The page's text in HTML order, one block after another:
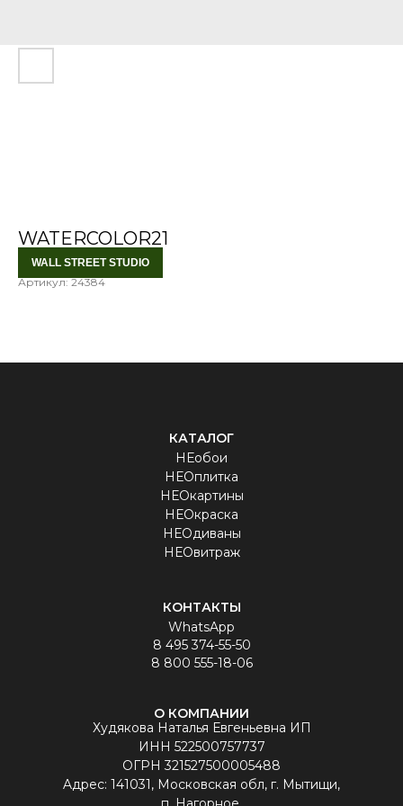
WATERCOLOR21
WALL STREET STUDIO
Артикул:24384
КАТАЛОГ
НЕобои
НЕОплитка
НЕОкартины
НЕОкраска
НЕОдиваны
НЕОвитраж
КОНТАКТЫ
WhatsApp
8 495 374-55-50
8 800 555-18-06
Худякова Наталья Евгеньевна ИП
ИНН 522500757737
ОГРН 321527500005488
Aдрес: 141031, Московская обл, г. Мытищи,
О КОМПАНИИ